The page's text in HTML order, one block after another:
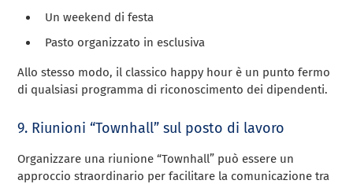
Un weekend di festa
Pasto organizzato in esclusiva
Allo stesso modo, il classico happy hour è un punto fermo
di qualsiasi programma di riconoscimento dei dipendenti.
9. Riunioni “Townhall” sul posto di lavoro
Organizzare una riunione “Townhall” può essere un
approccio straordinario per facilitare la comunicazione tra